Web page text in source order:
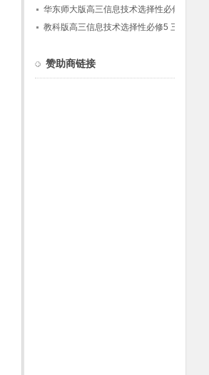
项目设计
华东师大版高三信息技术选择性必修5 三维设
计与创意
教科版高三信息技术选择性必修5 三维设计与
赞助商链接